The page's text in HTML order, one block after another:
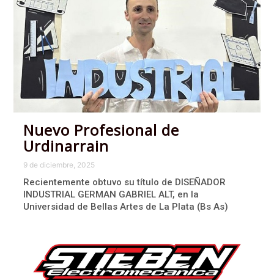
Nuevo Profesional de
Urdinarrain
9 de diciembre, 2025
Recientemente obtuvo su título de DISEÑADOR
INDUSTRIAL GERMAN GABRIEL ALT, en la
Universidad de Bellas Artes de La Plata (Bs As)